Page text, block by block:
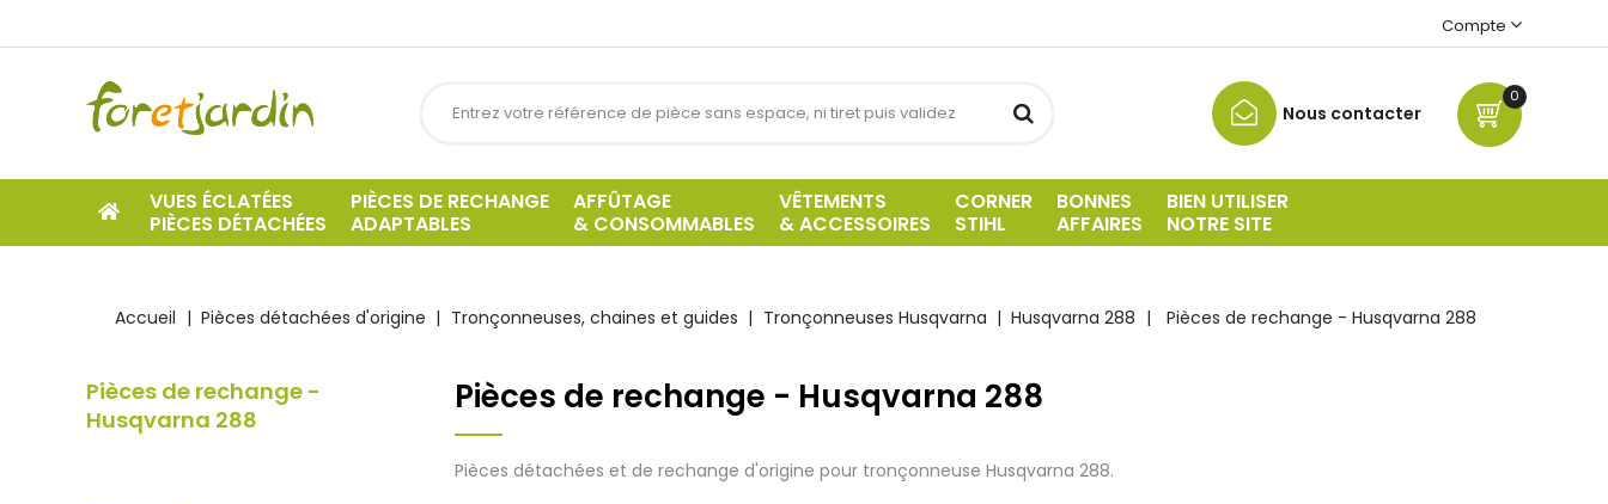
Compte
0
Nous contacter
VUES ÉCLATÉES
PIÈCES DÉTACHÉES
PIÈCES DE RECHANGE
ADAPTABLES
AFFÛTAGE
& CONSOMMABLES
VÊTEMENTS
& ACCESSOIRES
CORNER
STIHL
BONNES
AFFAIRES
BIEN UTILISER
NOTRE SITE
Accueil Pièces détachées d'origine Tronçonneuses, chaines et guides Tronçonneuses Husqvarna Husqvarna 288 Pièces de rechange - Husqvarna 288
Pièces de rechange -
Husqvarna 288
Pièces de rechange - Husqvarna 288
Pièces détachées et de rechange d'origine pour tronçonneuse Husqvarna 288.